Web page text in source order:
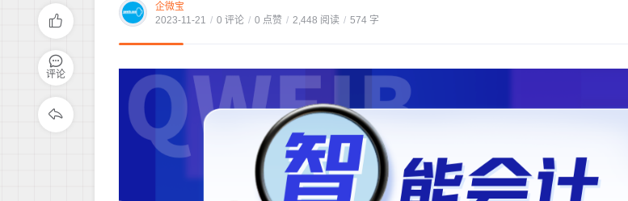
企微宝
2023-11-21 / 0 评论 / 0 点赞 / 2,448 阅读 / 574 字
评论